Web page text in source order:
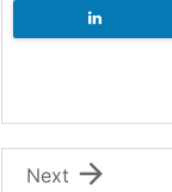

Next